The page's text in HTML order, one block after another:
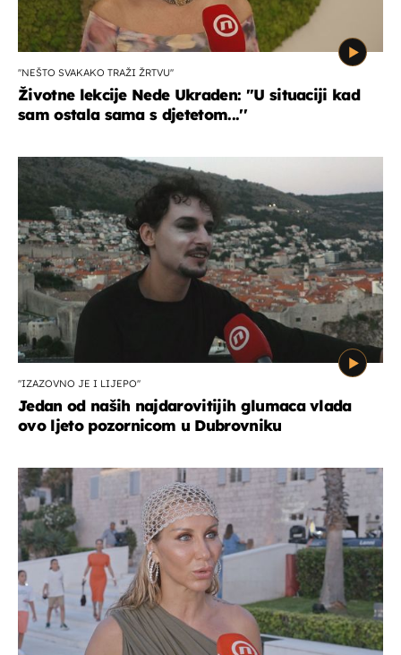
''NEŠTO SVAKAKO TRAŽI ŽRTVU''
Životne lekcije Nede Ukraden: ''U situaciji kad
sam ostala sama s djetetom...''
''IZAZOVNO JE I LIJEPO''
Jedan od naših najdarovitijih glumaca vlada
ovo ljeto pozornicom u Dubrovniku